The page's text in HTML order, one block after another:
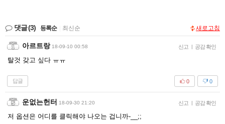
댓글(3) 등록순 최신순 새로고침
아르트랑 18-09-10 00:58 신고 | 공감 확인
탈것 갖고 싶다 ㅠㅠ
답글 0
0
운없는헌터 18-09-30 21:20 신고 | 공감 확인
저 옵션은 어디를 클릭해야 나오는 겁니까-__;;